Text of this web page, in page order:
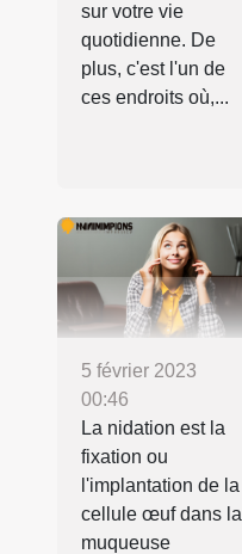
sur votre vie
quotidienne. De
plus, c'est l'un de
ces endroits où,...
5 février 2023
00:46
La nidation est la
fixation ou
l'implantation de la
cellule œuf dans la
muqueuse